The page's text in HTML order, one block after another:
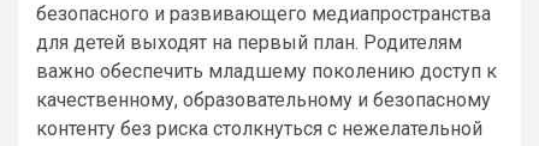
безопасного и развивающего медиапространства
для детей выходят на первый план. Родителям
важно обеспечить младшему поколению доступ к
качественному, образовательному и безопасному
контенту без риска столкнуться с нежелательной